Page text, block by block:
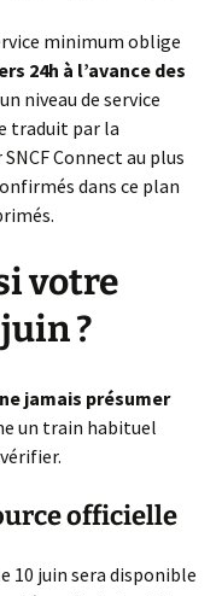
minimum oblige
24h à l’avance des
niveau de service
traduit par la
Connect au plus
dans ce plan
votre
?
ne jamais présumer
un train habituel
officielle
10 juin sera disponible